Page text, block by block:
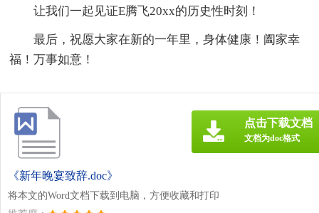
让我们一起见证E腾飞20xx的历史性时刻！
最后，祝愿大家在新的一年里，身体健康！阖家幸
福！万事如意！
《新年晚宴致辞.doc》
将本文的Word文档下载到电脑，方便收藏和打印
点击下载文档
文档为doc格式